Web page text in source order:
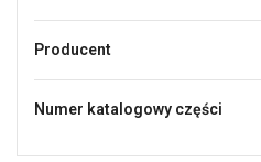
Producent
Numer katalogowy części